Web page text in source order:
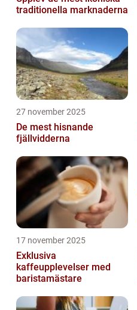
traditionella marknaderna
27 november 2025
De mest hisnande
fjällvidderna
17 november 2025
Exklusiva
kaffeupplevelser med
baristamästare